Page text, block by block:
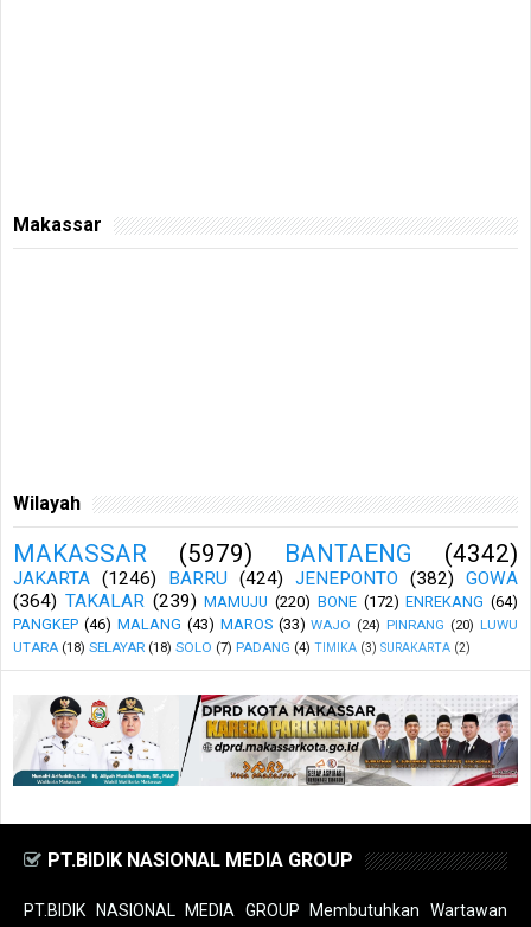
Makassar
Wilayah
MAKASSAR (5979) BANTAENG (4342)
JAKARTA (1246) BARRU (424) JENEPONTO (382)
GOWA
(364) TAKALAR (239) MAMUJU (220) BONE (172) ENREKANG (64)
PANGKEP (46) MALANG (43) MAROS (33) WAJO (24) PINRANG (20) LUWU
UTARA (18) SELAYAR (18) SOLO (7) PADANG (4) TIMIKA (3) SURAKARTA (2)
PT.BIDIK NASIONAL MEDIA GROUP
PT.BIDIK NASIONAL MEDIA GROUP Membutuhkan Wartawan